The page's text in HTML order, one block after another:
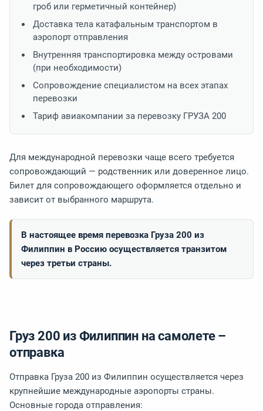
гроб или герметичный контейнер)
Доставка тела катафальным транспортом в
аэропорт отправления
Внутренняя транспортировка между островами
(при необходимости)
Сопровождение специалистом на всех этапах
перевозки
Тариф авиакомпании за перевозку ГРУЗА 200
Для международной перевозки чаще всего требуется
сопровождающий — родственник или доверенное лицо.
Билет для сопровождающего оформляется отдельно и
зависит от выбранного маршрута.
В настоящее время перевозка Груза 200 из
Филиппин в Россию осуществляется транзитом
через третьи страны.
Груз 200 из Филиппин на самолете –
отправка
Отправка Груза 200 из Филиппин осуществляется через
крупнейшие международные аэропорты страны.
Основные города отправления: